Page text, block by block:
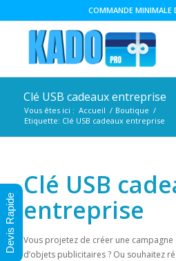
COMMANDE MINIMALE
Clé USB cadeaux entreprise
Vous êtes ici : Accueil / Boutique /
Etiquette: Clé USB cadeaux entreprise
Clé USB
entreprise
Vous projetez de créer une campagne
d’objets publicitaires ? Ou souhaitez
Devis Rapide